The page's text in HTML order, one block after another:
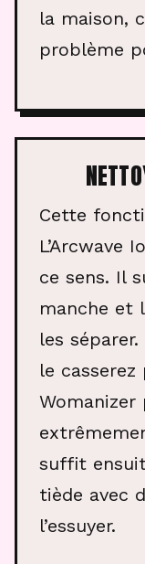
la maison,
problème
Cette
L’Arcwave
ce sens. Il
manche et
les
le casserez
Womanizer
suffit
tiède avec
l’essuyer.